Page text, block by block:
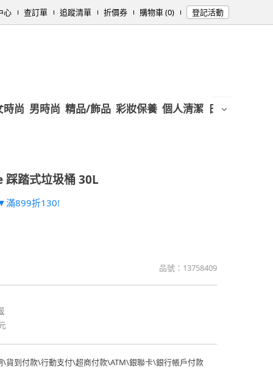
心 查訂單 追蹤清單 折價券 購物車 (0) 登記活動
時尚 男時尚 精品/飾品 彩妝保養 個人清潔 日用/紙品
踏式垃圾桶 30L
滿899折130!
品號： 13758409
\貨到付款\行動支付\超商付款\ATM\銀聯卡\銀行帳戶付款